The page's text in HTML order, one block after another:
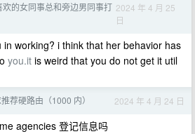
欢的女同事总和旁边男同事打 2024 年 4 月 25
日
working? i think that her behavior has
you.it is weird that you do not get it util
荐硬路由（1000 内） 2024 年 4 月 24 日
agencies 登记信息吗